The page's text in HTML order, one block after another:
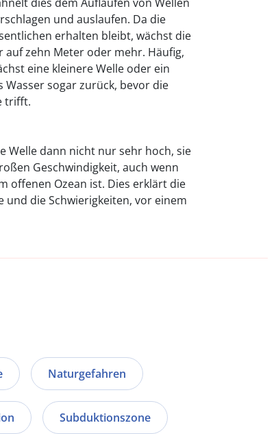
und auslaufen. Da die
erhalten bleibt, wächst die
zehn Meter oder mehr. Häufig,
eine kleinere Welle oder ein
Wasser sogar zurück, bevor die
trifft.
Welle dann nicht nur sehr hoch, sie
Geschwindigkeit, auch wenn
offenen Ozean ist. Dies erklärt die
die Schwierigkeiten, vor einem
Naturgefahren
Subduktionszone